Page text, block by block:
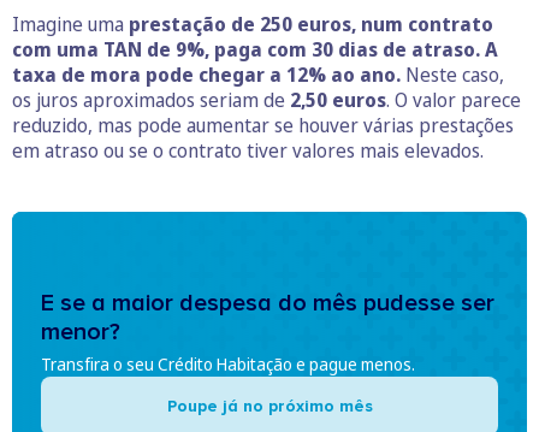
Imagine uma prestação de 250 euros, num contrato
com uma TAN de 9%, paga com 30 dias de atraso. A
taxa de mora pode chegar a 12% ao ano. Neste caso,
os juros aproximados seriam de 2,50 euros. O valor parece
reduzido, mas pode aumentar se houver várias prestações
em atraso ou se o contrato tiver valores mais elevados.
E se a maior despesa do mês pudesse ser
menor?
Transfira o seu Crédito Habitação e pague menos.
Poupe já no próximo mês